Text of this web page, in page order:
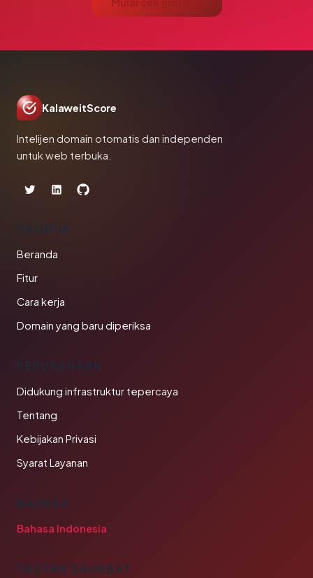
KalaweitScore
Intelijen domain otomatis dan independen
untuk web terbuka.
PRODUK
Beranda
Fitur
Cara kerja
Domain yang baru diperiksa
PERUSAHAAN
Didukung infrastruktur tepercaya
Tentang
Kebijakan Privasi
Syarat Layanan
BAHASA
Bahasa Indonesia
TAUTAN SAHABAT